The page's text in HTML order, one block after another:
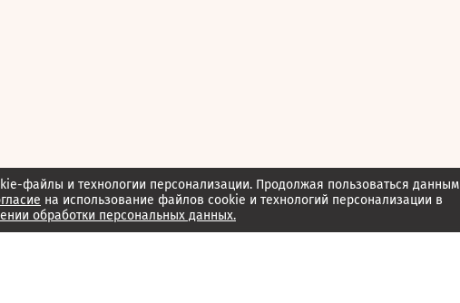
файлы и технологии персонализации. Продолжая пользоваться данным
на использование файлов cookie и технологий персонализации в
обработки персональных данных.